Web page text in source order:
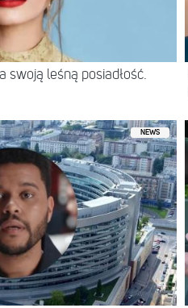
leśną posiadłość.
NEWS